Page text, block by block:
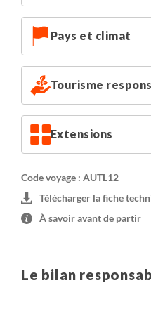
Pays et climat
Tourisme
Extensions
Code voyage : AUTL12
Télécharger la fiche
À savoir avant de partir
Le bilan